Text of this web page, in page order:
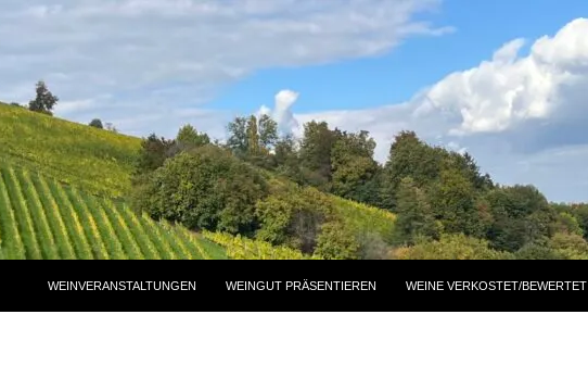
WEINVERANSTALTUNGEN WEINGUT PRÄSENTIEREN WEINE VERKOSTET/BEWERTET